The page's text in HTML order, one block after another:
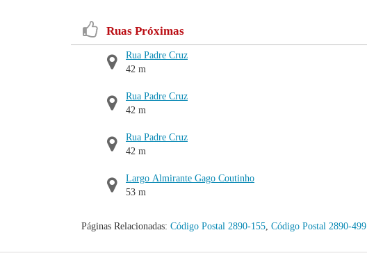
Ruas Próximas
Rua Padre Cruz
42 m
Rua Padre Cruz
42 m
Rua Padre Cruz
42 m
Largo Almirante Gago Coutinho
53 m
Páginas Relacionadas: Código Postal 2890-155, Código Postal 2890-499